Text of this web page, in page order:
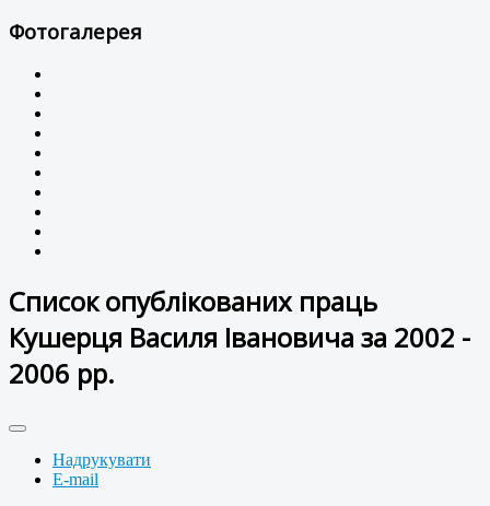
Фотогалерея
Список опублікованих праць
Кушерця Василя Івановича за 2002 -
2006 рр.
Надрукувати
E-mail